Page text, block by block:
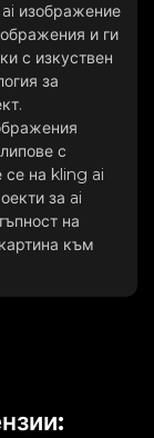
изображение
и ги
с изкуствен
за
с
се на kling ai
за ai
на
към